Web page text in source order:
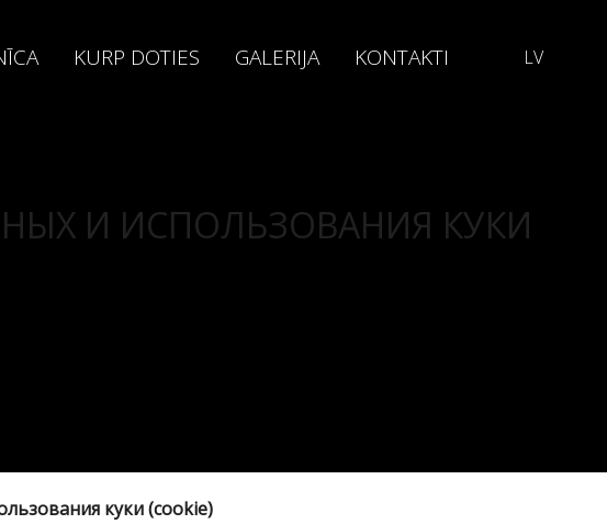
KURP DOTIES GALERIJA KONTAKTI LV
И ИСПОЛЬЗОВАНИЯ КУКИ
куки (cookie)